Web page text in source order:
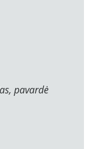
pavardė